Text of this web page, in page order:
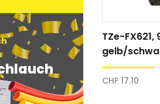
(2:1)
TZe-FX621,
gelb/
Schriftband
CHF 17.10